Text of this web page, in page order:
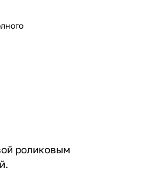
роликовым